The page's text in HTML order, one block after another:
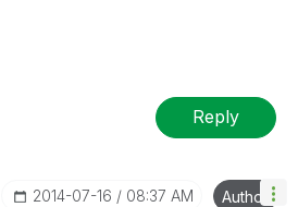
Reply
‎2014-07-16 08:37 AM Author